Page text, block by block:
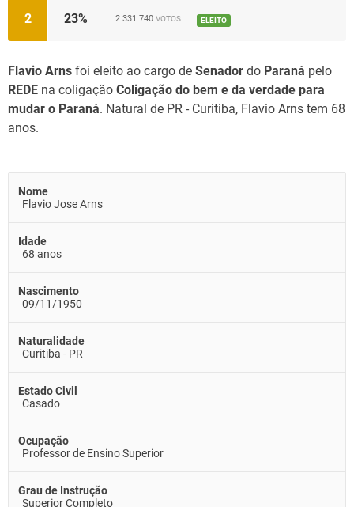
2 23% 2 331 740 VOTOS ELEITO
Flavio Arns foi eleito ao cargo de Senador do Paraná pelo
REDE na coligação Coligação do bem e da verdade para
mudar o Paraná. Natural de PR - Curitiba, Flavio Arns tem 68
anos.
Nome
Flavio Jose Arns
Idade
68 anos
Nascimento
09/11/1950
Naturalidade
Curitiba - PR
Estado Civil
Casado
Ocupação
Professor de Ensino Superior
Grau de Instrução
Superior Completo